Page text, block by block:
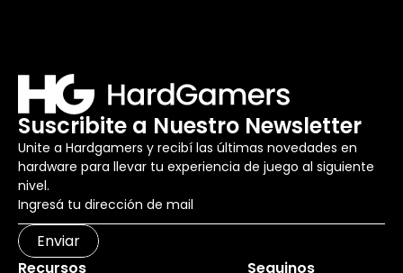
Suscribite a Nuestro Newsletter
Unite a Hardgamers y recibí las últimas novedades en
hardware para llevar tu experiencia de juego al siguiente
nivel.
Enviar
Recursos
Seguinos